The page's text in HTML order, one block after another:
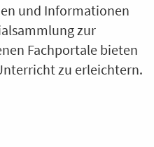
und Informationen
zur
Fachportale bieten
zu erleichtern.